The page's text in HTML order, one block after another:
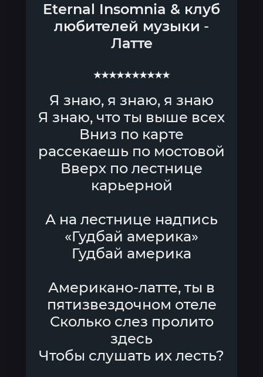
Eternal Insomnia & клуб
любителей музыки -
Латте
★★★★★★★★★★
Я знаю, я знаю, я знаю
Я знаю, что ты выше всех
Вниз по карте
рассекаешь по мостовой
Вверх по лестнице
карьерной
А на лестнице надпись
«Гудбай америка»
Гудбай америка
Американо-латте, ты в
пятизвездочном отеле
Сколько слез пролито
здесь
Чтобы слушать их лесть?